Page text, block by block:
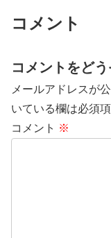
コメント
コメントをど
メールアドレスが
いている欄は必須
コメント ※